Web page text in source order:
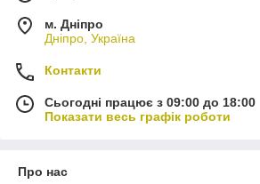
м. Дніпро
Дніпро, Україна
Контакти
Сьогодні працює з 09:00 до 18:00
Показати весь графік роботи
Про нас